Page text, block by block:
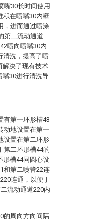
嘴30长时间使用
积在喷嘴30内壁
，进而通过喷涂
第二流动通道
喷向喷嘴30内
清洗，提高了喷
解决了现有技术
30进行清洗导
有第一环形槽43
动地设置在第一
设置在第二环形
第二环形槽44的
形槽44同圆心设
和第二喷管22连
连通，以便于
流动通道220内
的周向方向间隔